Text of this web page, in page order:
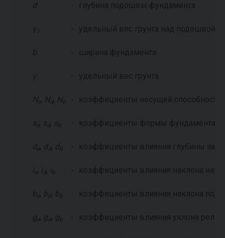
d - глубина подошвы фундамента
γ 1 - удельный вес грунта над подошвой
b - ширина фундамента
γ - удельный вес грунта
Ne , N d, N b - коэффициенты несущей способности
se , s d, s b - коэффициенты формы фундамента
de , d d, d b - коэффициенты влияния глубины
ie , i d, i b - коэффициенты влияния наклона
be , b d, b b - коэффициенты влияния наклона
ge , g d, g b - коэффициенты влияния уклона